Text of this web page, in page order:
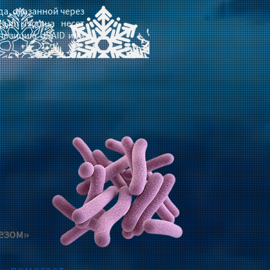
оказанной через
несет
USAID или